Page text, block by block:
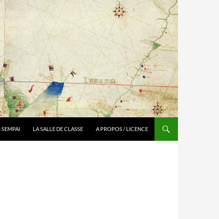
SEMPAI LA SALLE DE CLASSE A PROPOS / LICENCE